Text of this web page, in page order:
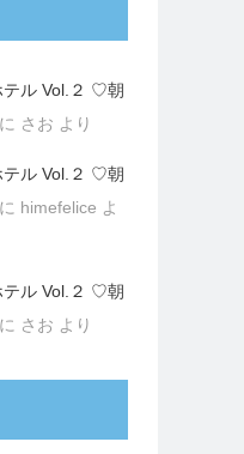
テル Vol.２ ♡朝
に さお より
テル Vol.２ ♡朝
に himefelice よ
テル Vol.２ ♡朝
に さお より